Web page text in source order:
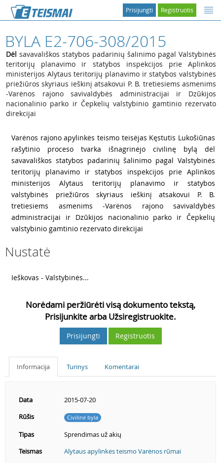
Registruotis
Prisijungti
BYLA E2-706-308/2015
Dėl savavališkos statybos padarinių šalinimo pagal Valstybinės
teritorijų planavimo ir statybos inspekcijos prie Aplinkos
ministerijos Alytaus teritorijų planavimo ir statybos valstybinės
priežiūros skyriaus ieškinį atsakovui P. B. tretiesiems asmenims
-Varėnos rajono savivaldybės administracijai ir Dzūkijos
nacionalinio parko ir Čepkelių valstybinio gamtinio rezervato
direkcijai
Varėnos rajono apylinkės teismo teisėjas Kęstutis Lukošiūnas
rašytinio proceso tvarka išnagrinėjo civilinę bylą dėl
savavališkos statybos padarinių šalinimo pagal Valstybinės
teritorijų planavimo ir statybos inspekcijos prie Aplinkos
ministerijos Alytaus teritorijų planavimo ir statybos
valstybinės priežiūros skyriaus ieškinį atsakovui P. B.
tretiesiems asmenims -Varėnos rajono savivaldybės
administracijai ir Dzūkijos nacionalinio parko ir Čepkelių
valstybinio gamtinio rezervato direkcijai
Nustatė
Ieškovas - Valstybinės...
Norėdami peržiūrėti visą dokumento tekstą,
Prisijunkite arba Užsiregistruokite.
Prisijungti Registruotis
Informacija Turinys Komentarai
Data
2015-07-20
Rūšis
Civilinė byla
Tipas
Sprendimas už akių
Teismas
Alytaus apylinkės teismo Varėnos rūmai